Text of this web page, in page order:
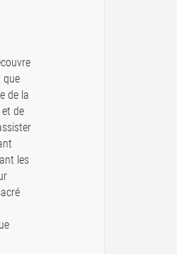
que
de la
de
les